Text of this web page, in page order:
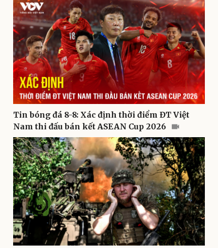
Văn hóa
Sân khấu - Điện ảnh
Văn học
Âm nhạc
Di sản
Giải trí
Nghệ sĩ
Thời trang
Sao Việt
Tin bóng đá 8-8: Xác định thời điểm ĐT Việt
Nam thi đấu bán kết ASEAN Cup 2026